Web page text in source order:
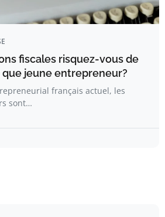
fiscales risquez-vous de
jeune entrepreneur?
français actuel, les
sont…